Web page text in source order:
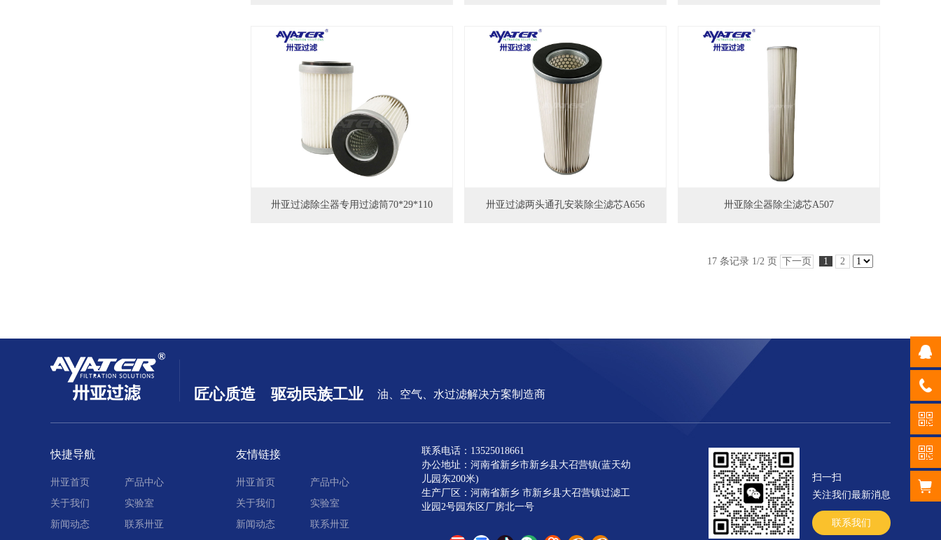
卅亚过滤除尘器专用过滤筒70*29*110 卅亚过滤两头通孔安装除尘滤芯A656 卅亚除尘器除尘滤芯A507
17 条记录 1/2 页 下一页 1 2
匠心质造 驱动民族工业 油、空气、水过滤解决方案制造商
快捷导航
卅亚首页
产品中心
关于我们
实验室
新闻动态
联系卅亚
友情链接
卅亚首页
产品中心
关于我们
实验室
新闻动态
联系卅亚
联系电话：13525018661
办公地址：河南省新乡市新乡县大召营镇(蓝天幼
儿园东200米)
生产厂区：河南省新乡 市新乡县大召营镇过滤工
业园2号园东区厂房北一号
扫一扫
关注我们最新消息
联系我们